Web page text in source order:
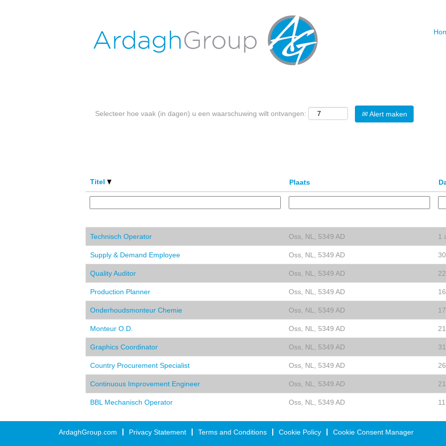
Zoek op trefwoord Zoeken op plaats
Selecteer hoe vaak (in dagen) u een waarschuwing wilt ontvangen: Alert maken
Titel Plaats
Technisch Operator Oss, NL, 5349 AD 1
Supply & Demand Employee Oss, NL, 5349 AD
Quality Auditor Oss, NL, 5349 AD
Production Planner Oss, NL, 5349 AD
Onderhoudsmonteur Chemie Oss, NL, 5349 AD
Monteur O.D. Oss, NL, 5349 AD
Graphics Coordinator Oss, NL, 5349 AD
Country Procurement Specialist Oss, NL, 5349 AD
Continuous Improvement Engineer Oss, NL, 5349 AD
BBL Mechanisch Operator Oss, NL, 5349 AD
ArdaghGroup.com Privacy Statement Terms and Conditions Cookie Policy Cookie Consent Manager